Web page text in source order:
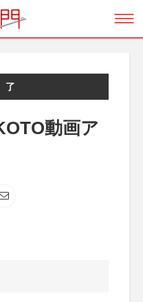
動画ア